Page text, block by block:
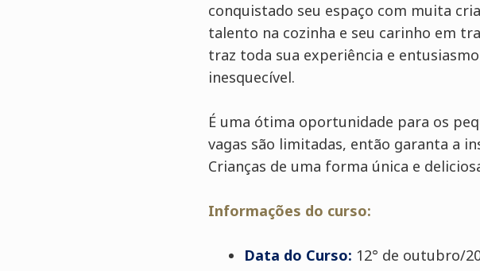
conquistado seu espaço com muita
talento na cozinha e seu carinho em
traz toda sua experiência e
inesquecível.
É uma ótima oportunidade para os
vagas são limitadas, então garanta a
Crianças de uma forma única e
Informações do curso:
Data do Curso: 12° de outubro/